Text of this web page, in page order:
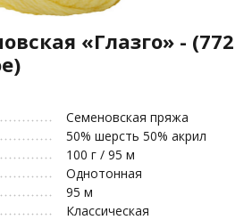
«Глазго» - (772
Семеновская пряжа
50% шерсть 50% акрил
100 г / 95 м
Однотонная
95 м
Классическая